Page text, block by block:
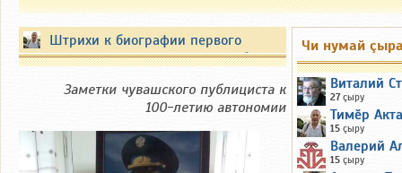
Чи нумай
Виталий
27çыру
Тимӗр
15 çыру
Валерий
15 çыру
Штрихи к биографии первого
Президента Чувашской Республики
Заметки чувашского публициста к
100-летию автономии